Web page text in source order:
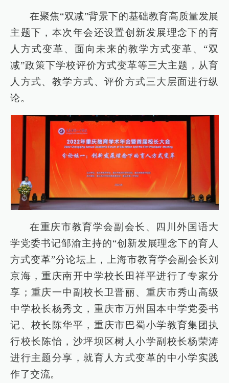
在聚焦“双减”背景下的基础教育高质量发展
主题下，本次年会还设置创新发展理念下的育
人方式变革、面向未来的教学方式变革、“双
减”政策下学校评价方式变革等三大主题，从育
人方式、教学方式、评价方式三大层面进行纵
论。
在重庆市教育学会副会长、四川外国语大
学党委书记邹渝主持的“创新发展理念下的育人
方式变革”分论坛上，上海市教育学会副会长刘
京海，重庆南开中学校长田祥平进行了专家分
享；重庆一中副校长卫晋丽、重庆市秀山高级
中学校长杨秀文，重庆市万州国本中学党委书
记、校长陈华平，重庆市巴蜀小学教育集团执
行校长陈怡，沙坪坝区树人小学副校长杨荣涛
进行主题分享，就育人方式变革的中小学实践
作了交流。